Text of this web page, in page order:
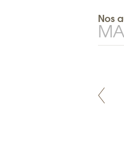
Nos
Pacifique à la carte est le spécialiste